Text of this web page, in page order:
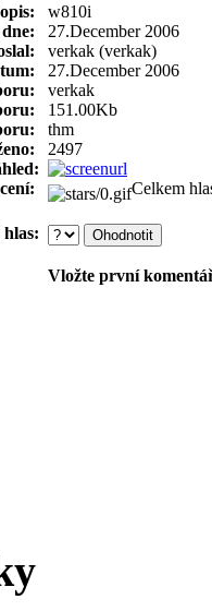
w810i
27.December 2006
verkak (verkak)
27.December 2006
verkak
151.00Kb
thm
2497
Celkem
hlas:
Vložte první